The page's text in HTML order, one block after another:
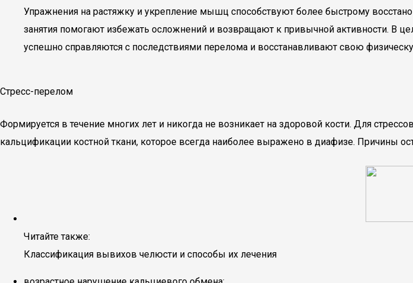
Упражнения на растяжку и укрепление мышц способствуют более быстрому
занятия помогают избежать осложнений и возвращают к привычной активности. В
успешно справляются с последствиями перелома и восстанавливают свою
Стресс-перелом
Формируется в течение многих лет и никогда не возникает на здоровой кости. Для
кальцификации костной ткани, которое всегда наиболее выражено в диафизе. Причины
Читайте также:
Классификация вывихов челюсти и способы их лечения